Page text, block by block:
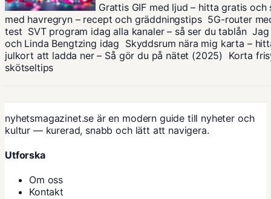
Grattis GIF med ljud – hitta gratis och
med havregryn – recept och gräddningstips 5G-router
test SVT program idag alla kanaler – så ser du tablån Jag
och Linda Bengtzing idag Skyddsrum nära mig karta –
julkort att ladda ner – Så gör du på nätet (2025)
Korta
skötseltips
nyhetsmagazinet.se är en modern guide till nyheter och
kultur — kurerad, snabb och lätt att navigera.
Utforska
Om oss
Kontakt